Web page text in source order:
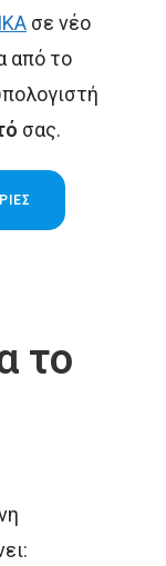
σε νέο
από το
σας.
το